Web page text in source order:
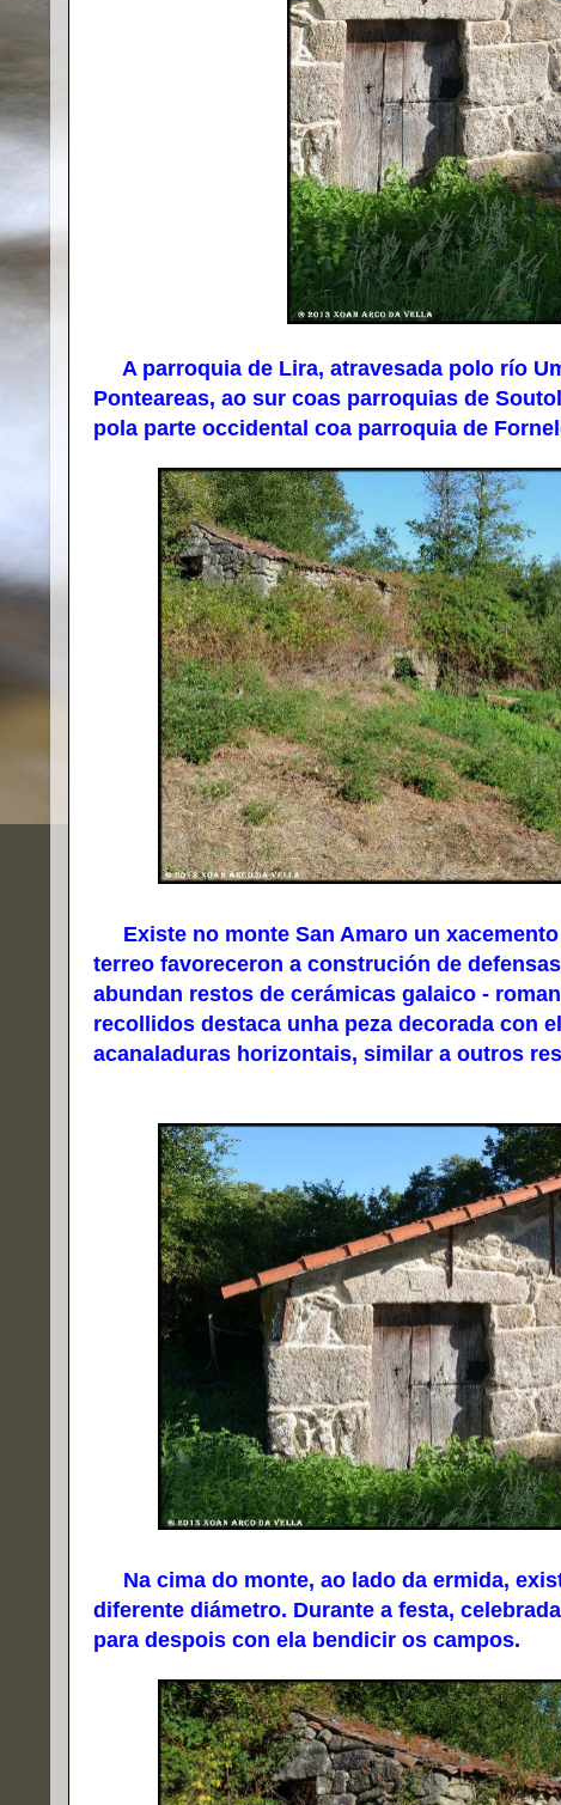
A parroquia de Lira, atravesada polo río
Ponteareas, ao sur coas parroquias de
pola parte occidental coa parroquia de
Existe no monte San Amaro un
terreo favoreceron a construción de
abundan restos de cerámicas galaico -
recollidos destaca unha peza decorada con
acanaladuras horizontais, similar a outros
Na cima do monte, ao lado da ermida,
diferente diámetro. Durante a festa,
para despois con ela bendicir os campos.